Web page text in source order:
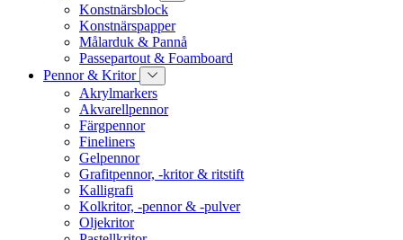
Konstnärsblock
Konstnärspapper
Målarduk & Pannå
Passepartout & Foamboard
Pennor & Kritor
Akrylmarkers
Akvarellpennor
Färgpennor
Fineliners
Gelpennor
Grafitpennor, -kritor & ritstift
Kalligrafi
Kolkritor, -pennor & -pulver
Oljekritor